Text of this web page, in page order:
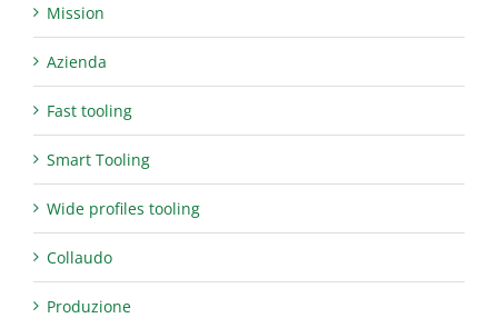
Mission
Azienda
Fast tooling
Smart Tooling
Wide profiles tooling
Collaudo
Produzione